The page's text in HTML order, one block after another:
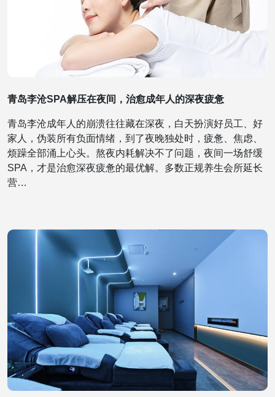
青岛李沧SPA解压在夜间，治愈成年人的深夜疲惫
青岛李沧成年人的崩溃往往藏在深夜，白天扮演好员工、好
家人，伪装所有负面情绪，到了夜晚独处时，疲惫、焦虑、
烦躁全部涌上心头。熬夜内耗解决不了问题，夜间一场舒缓
SPA，才是治愈深夜疲惫的最优解。多数正规养生会所延长
营…